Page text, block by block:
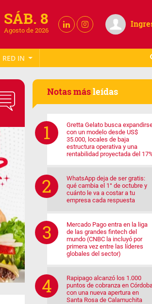
SÁB. 8
Agosto de 2026
RED IN
Notas másleídas
Gretta Gelato busca
con un modelo desde US$
35.000, locales de baja
estructura operativa y una
rentabilidad proyectada del
WhatsApp deja de ser gratis:
qué cambia el 1° de octubre y
cuánto le va a costar a tu
empresa cada respuesta
Mercado Pago entra en la liga
de las grandes fintech del
mundo (CNBC la incluyó por
primera vez entre las líderes
globales del sector)
Rapipago alcanzó los 1.000
puntos de cobranza en
con una nueva apertura en
Santa Rosa de Calamuchita